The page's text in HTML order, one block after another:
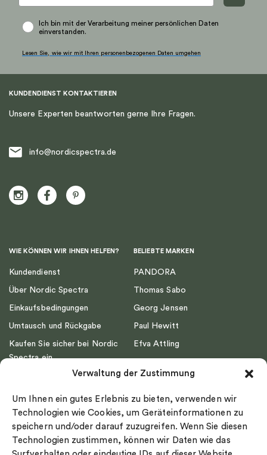
Verwaltung der Zustimmung
Um Ihnen ein gutes Erlebnis zu bieten, verwenden wir
Technologien wie Cookies, um Geräteinformationen zu
speichern und/oder darauf zuzugreifen. Wenn Sie diesen
Technologien zustimmen, können wir Daten wie das
Ich bin mit der Verarbeitung meiner persönlichen Daten
einverstanden.
Lesen Sie, wie wir mit Ihren personenbezogenen Daten umgehen
KUNDENDIENST KONTAKTIEREN
Unsere Experten beantworten gerne Ihre Fragen.
info@nordicspectra.de
WIE KÖNNEN WIR IHNEN HELFEN?
Kundendienst
Über Nordic Spectra
Einkaufsbedingungen
Umtausch und Rückgabe
Kaufen Sie sicher bei Nordic
Spectra ein
Impressum
Ringgröße
Widerrufsrecht
Cookie-policy
BELIEBTE MARKEN
PANDORA
Thomas Sabo
Georg Jensen
Paul Hewitt
Efva Attling
Drakenberg Sjölin
Nordic Spectra